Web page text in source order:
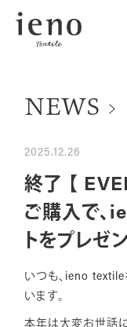
NEWS
2025.12.26
終了 【
ご購入で、
トをプレゼン
いつも、ieno textile
います。
本年は大変お世話に